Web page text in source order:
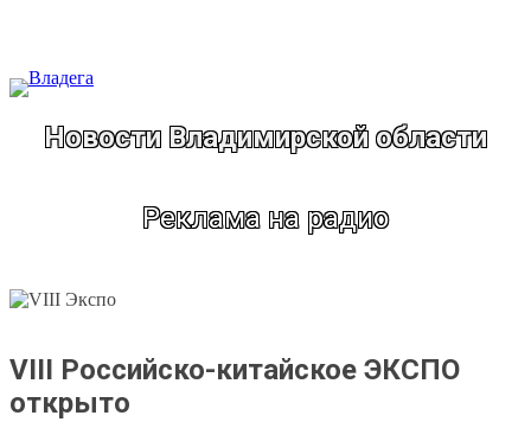
Новости Владимирской области
Реклама на радио
VIII Российско-китайское ЭКСПО
открыто